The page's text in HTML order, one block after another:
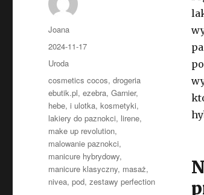
Autor
Joana
Opublikowano
2024-11-17
Kategorie
Uroda
Tagi
cosmetics cocos,drogeria
ebutik.pl,ezebra,Garnier,
hebe,i ulotka,kosmetyki,
lakiery do paznokci, lirene,
make up revolution,
malowanie paznokci,
manicure hybrydowy,
manicure klasyczny, masaż,
nivea,pod,zestawy perfection